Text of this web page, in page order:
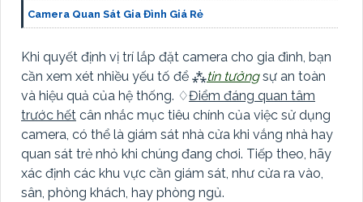
Camera Quan Sát Gia Đình Giá Rẻ
Khi quyết định vị trí lắp đặt camera cho gia đình, bạn
cần xem xét nhiều yếu tố để ⁂tin tưởngsự an toàn
và hiệu quả của hệ thống. ♢Điểm đáng quan tâm
trước hết cân nhắc mục tiêu chính của việc sử dụng
camera, có thể là giám sát nhà cửa khi vắng nhà hay
quan sát trẻ nhỏ khi chúng đang chơi. Tiếp theo, hãy
xác định các khu vực cần giám sát, như cửa ra vào,
sân, phòng khách, hay phòng ngủ.